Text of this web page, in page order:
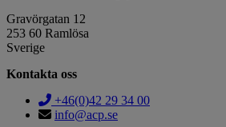
Gravörgatan 12
253 60 Ramlösa
Sverige
Kontakta oss
+46(0)42 29 34 00
info@acp.se